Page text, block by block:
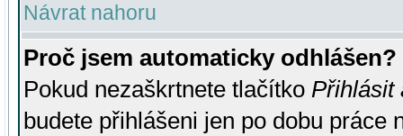
Návrat nahoru
Proč jsem automaticky odhlášen?
Pokud nezaškrtnete tlačítko Přihlásit
budete přihlášeni jen po dobu práce